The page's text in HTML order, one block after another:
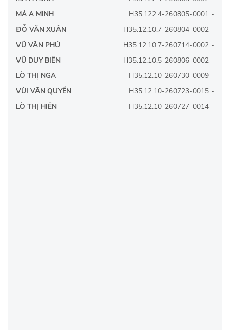
H35.122.4-260805-0001 -
MÁ A MINH
H35.12.10.7-260804-0002 -
ĐỖ VĂN XUÂN
H35.12.10.7-260714-0002 -
VŨ VĂN PHÚ
H35.12.10.5-260806-0002 -
VŨ DUY BIÊN
H35.12.10-260730-0009 -
LÒ THỊ NGA
H35.12.10-260723-0015 -
VÙI VĂN QUYỀN
H35.12.10-260727-0014 -
LÒ THỊ HIỀN